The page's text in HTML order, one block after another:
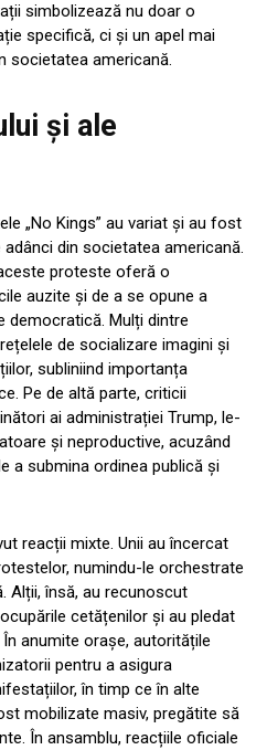
simbolizează nu doar o
specifică, ci și un apel mai
societatea americană.
și ale
„No Kings” au variat și au fost
din societatea americană.
proteste oferă o
auzite și de a se opune a
democratică. Mulți dintre
de socializare imagini și
subliniind importanța
Pe de altă parte, criticii
ai administrației Trump, le-
și neproductive, acuzând
a submina ordinea publică și
reacții mixte. Unii au încercat
numindu-le orchestrate
Alții, însă, au recunoscut
cetățenilor și au pledat
anumite orașe, autoritățile
pentru a asigura
în timp ce în alte
mobilizate masiv, pregătite să
În ansamblu, reacțiile oficiale